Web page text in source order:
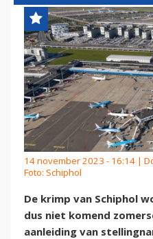
14 november 2023 - 16:14 |
Foto: Schiphol
De krimp van Schiphol
dus niet komend
aanleiding van